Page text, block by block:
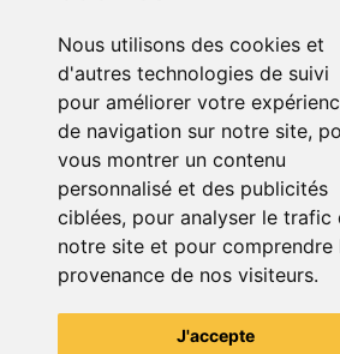
Nous utilisons des cookies et
d'autres technologies de suivi
pour améliorer votre
de navigation sur notre site,
vous montrer un contenu
personnalisé et des publicités
ciblées, pour analyser le trafic
notre site et pour comprendre
provenance de nos visiteurs.
J'accepte
15.00€ 0
D&D - 88286 paladin human male Miniature - Donjons Dragons
12.00€
Voir tous les articles du
Grenier du